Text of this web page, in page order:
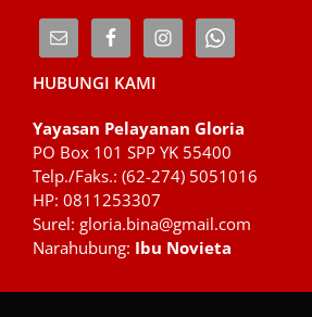
HUBUNGI KAMI
Yayasan Pelayanan Gloria
PO Box 101 SPP YK 55400
Telp./Faks.: (62-274) 5051016
HP: 0811253307
Surel: gloria.bina@gmail.com
Narahubung: Ibu Novieta